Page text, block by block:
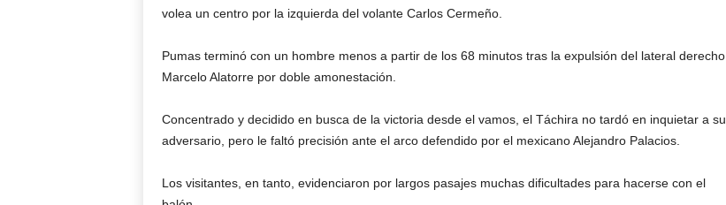
volea un centro por la izquierda del volante Carlos Cermeño.
Pumas terminó con un hombre menos a partir de los 68 minutos tras la expulsión del lateral derecho
Marcelo Alatorre por doble amonestación.
Concentrado y decidido en busca de la victoria desde el vamos, el Táchira no tardó en inquietar a su
adversario, pero le faltó precisión ante el arco defendido por el mexicano Alejandro Palacios.
Los visitantes, en tanto, evidenciaron por largos pasajes muchas dificultades para hacerse con el